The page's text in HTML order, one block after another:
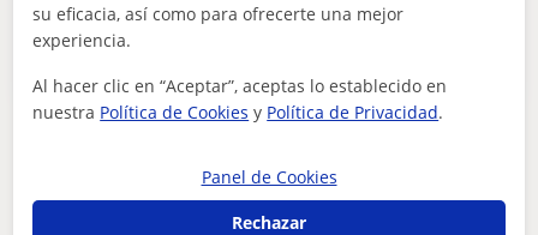
Publica un anuncio y los profesores podrán contactarte
6€/h 1ª clase gratis
su eficacia, así como para ofrecerte una mejor
experiencia.
Al hacer clic en “Aceptar”, aceptas lo establecido en
nuestra Política de Cookies y Política de Privacidad.
Panel de Cookies
Rechazar